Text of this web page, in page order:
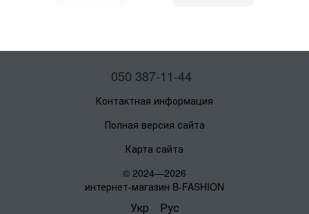
050 387-11-44
Контактная информация
Полная версия сайта
Карта сайта
© 2024—2026
интернет-магазин B-FASHION
Укр Рус